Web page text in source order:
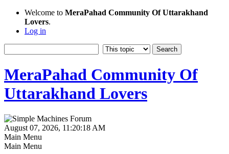
Welcome to MeraPahad Community Of Uttarakhand
Lovers.
Log in
MeraPahad Community Of
Uttarakhand Lovers
August 07, 2026, 11:20:18 AM
Main Menu
Main Menu